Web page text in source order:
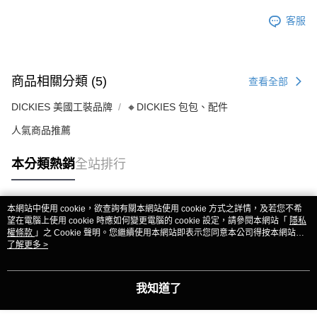
客服
商品相關分類 (5) 查看全部
DICKIES 美國工裝品牌 🔸DICKIES 包包、配件
人氣商品推薦
本分類熱銷全站排行
熱門標籤
本網站中使用 cookie，欲查詢有關本網站使用 cookie 方式之詳情，及若您不希
望在電腦上使用 cookie 時應如何變更電腦的 cookie 設定，請參閱本網站「 隱私
權條款 」之 Cookie 聲明。您繼續使用本網站即表示您同意本公司得按本網站使
用條款之 Cookie 聲明使用 cookie。
了解更多 >
我知道了